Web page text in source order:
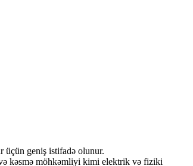
üçün geniş istifadə olunur.
kəsmə möhkəmliyi kimi elektrik və fiziki